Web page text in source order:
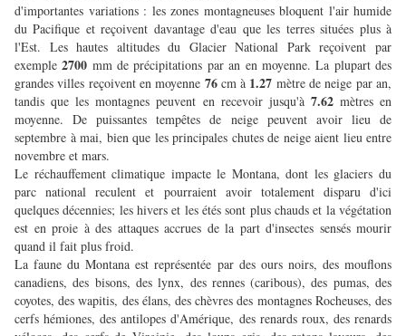
d'importantes variations : les zones montagneuses bloquent l'air humide
du Pacifique et reçoivent davantage d'eau que les terres situées plus à
l'Est. Les hautes altitudes du Glacier National Park reçoivent par
exemple2700 mm de précipitations par an en moyenne. La plupart des
grandes villes reçoivent en moyenne 76 cm à 1.27 mètre de neige par an,
tandis que les montagnes peuvent en recevoir jusqu'à 7.62 mètres en
moyenne. De puissantes tempêtes de neige peuvent avoir lieu de
septembre à mai, bien que les principales chutes de neige aient lieu entre
novembre et mars.
Le réchauffement climatique impacte le Montana, dont les glaciers du
parc national reculent et pourraient avoir totalement disparu d'ici
quelques décennies; les hivers et les étés sont plus chauds et la végétation
est en proie à des attaques accrues de la part d'insectes sensés mourir
quand il fait plus froid.
La faune du Montana est représentée par des ours noirs, des mouflons
canadiens, des bisons, des lynx, des rennes (caribous), des pumas, des
coyotes, des wapitis, des élans, des chèvres des montagnes Rocheuses, des
cerfs hémiones, des antilopes d'Amérique, des renards roux, des renards